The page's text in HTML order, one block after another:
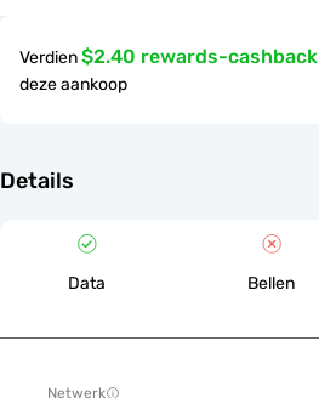
Verdien$2.40 rewards-cashback
deze aankoop
Details
Data Bellen
Netwerk